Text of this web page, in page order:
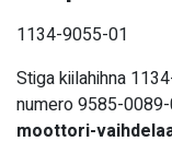
1134-9055-01
Stiga kiilahihna
numero 9585-
moottori-